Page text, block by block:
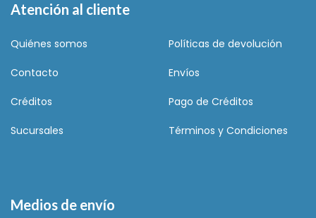
Atención al cliente
Quiénes somos Políticas de devolución
Contacto Envíos
Créditos Pago de Créditos
Sucursales Términos y Condiciones
Medios de envío